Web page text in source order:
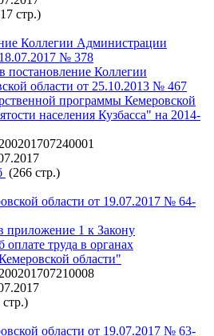
стр.)
Коллегии Администрации
№ 378
Коллегии
области от 25.10.2013 № 467
программы Кемеровской
населения Кузбасса" на 2014-
(266 стр.)
области от 19.07.2017 № 64-
приложение 1 к Закону
труда в органах
области"
стр.)
области от 19.07.2017 № 63-